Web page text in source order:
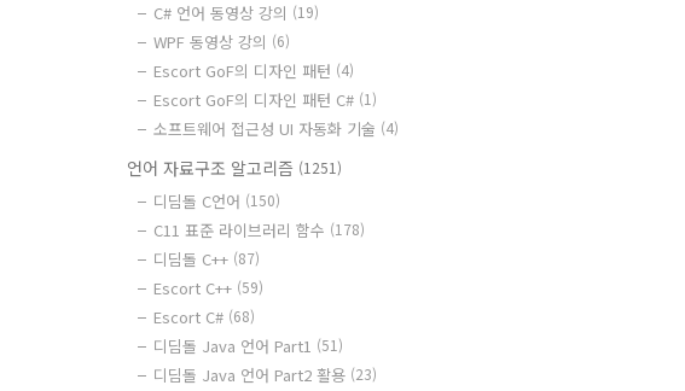
C# 언어 동영상 강의 (19)
WPF 동영상 강의 (6)
Escort GoF의 디자인 패턴 (4)
Escort GoF의 디자인 패턴 C# (1)
소프트웨어 접근성 UI 자동화 기술 (4)
언어 자료구조 알고리즘 (1251)
디딤돌 C언어 (150)
C11 표준 라이브러리 함수 (178)
디딤돌 C++ (87)
Escort C++ (59)
Escort C# (68)
디딤돌 Java 언어 Part1 (51)
디딤돌 Java 언어 Part2 활용 (23)